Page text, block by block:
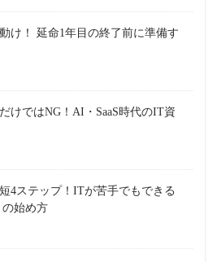
動け！ 延命1年目の終了前に準備す
けではNG！AI・SaaS時代のIT資
4ステップ！ITが苦手でもできる
の始め方